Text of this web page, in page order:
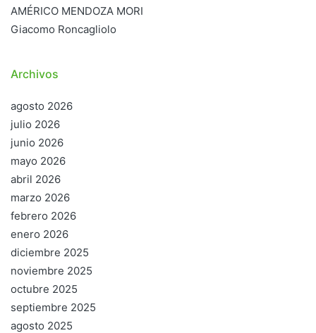
AMÉRICO MENDOZA MORI
Giacomo Roncagliolo
Archivos
agosto 2026
julio 2026
junio 2026
mayo 2026
abril 2026
marzo 2026
febrero 2026
enero 2026
diciembre 2025
noviembre 2025
octubre 2025
septiembre 2025
agosto 2025